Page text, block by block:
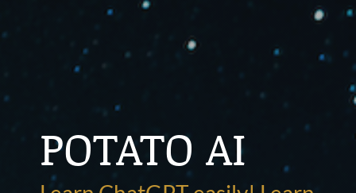
POTATO AI